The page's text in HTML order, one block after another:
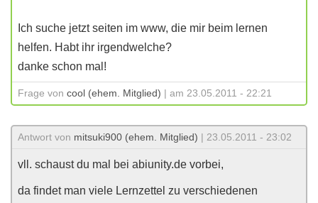
Ich suche jetzt seiten im www, die mir beim lernen
helfen. Habt ihr irgendwelche?
danke schon mal!
Frage von cool (ehem. Mitglied) | am 23.05.2011 - 22:21
Antwort von mitsuki900 (ehem. Mitglied) | 23.05.2011 - 23:02
vll. schaust du mal bei abiunity.de vorbei,
da findet man viele Lernzettel zu verschiedenen